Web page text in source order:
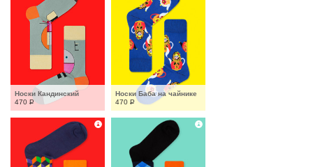
Носки Кандинский
470 Р
Носки Баба на чайнике
470 Р